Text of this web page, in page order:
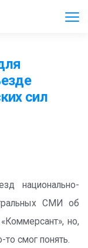
сил
национально-
СМИ об
но,
то смог понять.